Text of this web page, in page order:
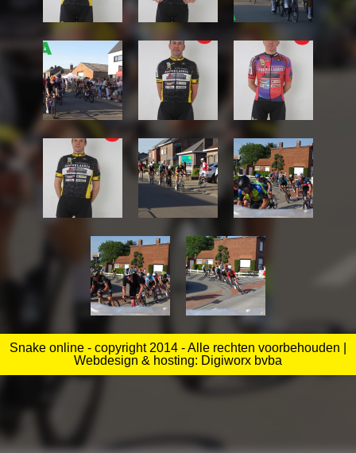
Snake online - copyright 2014 - Alle rechten voorbehouden |
Webdesign & hosting: Digiworx bvba